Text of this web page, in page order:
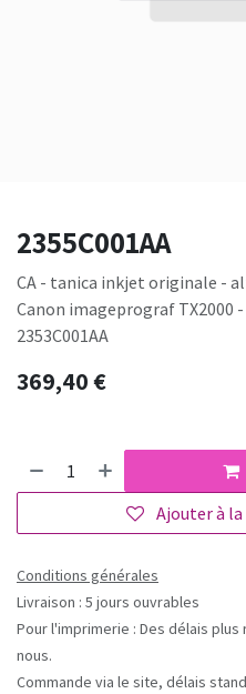
2355C001AA
CA - tanica inkjet originale -
Canon imageprograf TX2000
2353C001AA
369,40€
Ajouter à
Conditions générales
Livraison : 5 jours ouvrables
Pour l'imprimerie : Des délais
nous.
Commande via le site, délais